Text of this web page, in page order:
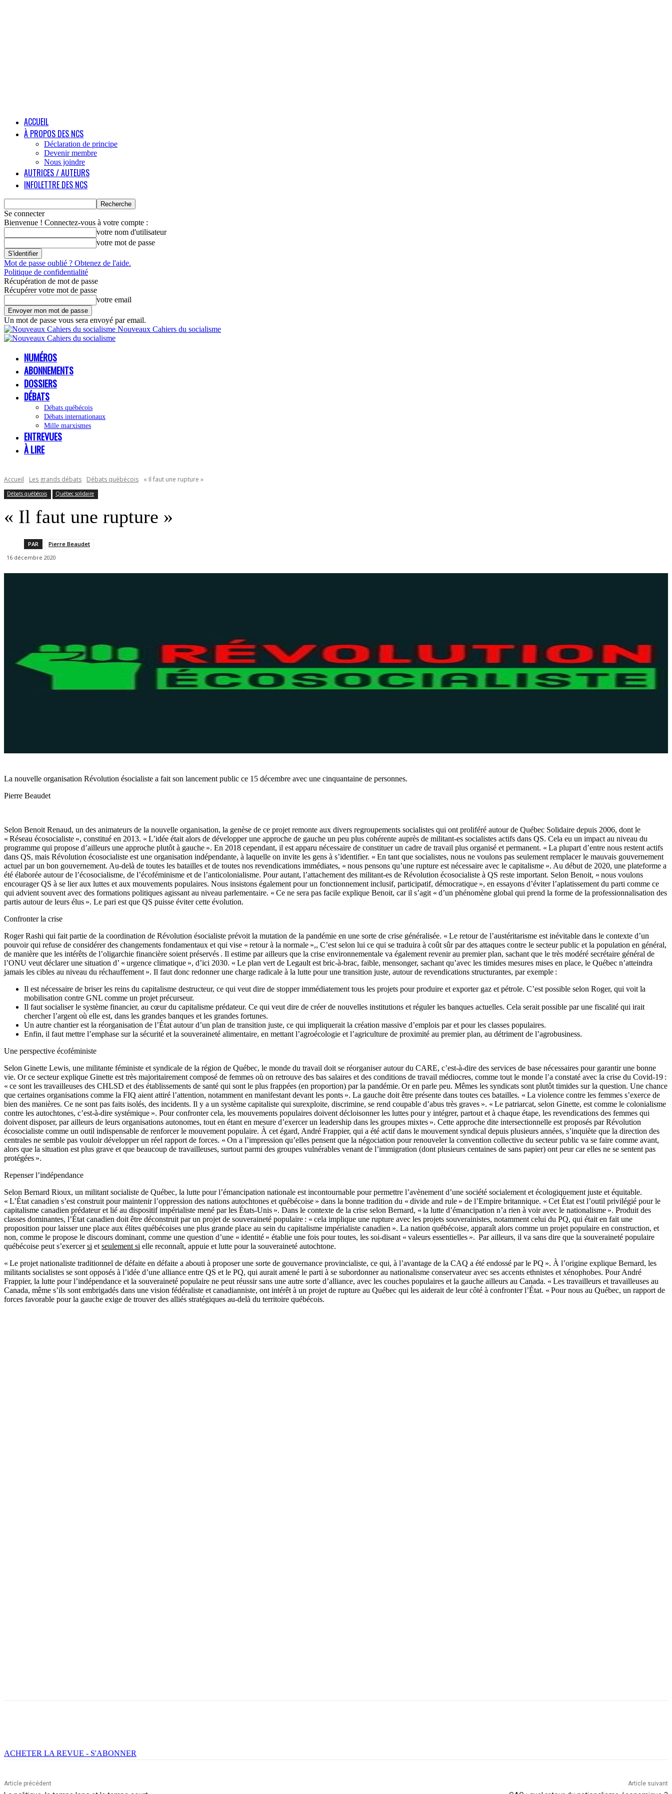
ACCUEIL
À PROPOS DES NCS
Déclaration de principe
Devenir membre
Nous joindre
AUTRICES / AUTEURS
INFOLETTRE DES NCS
Se connecter
Bienvenue ! Connectez-vous à votre compte :
votre nom d'utilisateur
votre mot de passe
Mot de passe oublié ? Obtenez de l'aide.
Politique de confidentialité
Récupération de mot de passe
Récupérer votre mot de passe
votre email
Un mot de passe vous sera envoyé par email.
Nouveaux Cahiers du socialisme
NUMÉROS
ABONNEMENTS
DOSSIERS
DÉBATS
Débats québécois
Débats internationaux
Mille marxismes
ENTREVUES
À LIRE
Accueil Les grands débats Débats québécois « Il faut une rupture »
Débats québécois Québec solidaire
« Il faut une rupture »
PAR
Pierre Beaudet
16 décembre 2020
La nouvelle organisation Révolution ésocialiste a fait son lancement public ce 15 décembre avec une cinquantaine de personnes.
Pierre Beaudet
Selon Benoit Renaud, un des animateurs de la nouvelle organisation, la genèse de ce projet remonte aux divers regroupements socialistes qui ont proliféré autour de Québec Solidaire depuis 2006, dont le
« Réseau écosocialiste », constitué en 2013. « L’idée était alors de développer une approche de gauche un peu plus cohérente auprès de militant-es socialistes actifs dans QS. Cela eu un impact au niveau du
programme qui propose d’ailleurs une approche plutôt à gauche ». En 2018 cependant, il est apparu nécessaire de constituer un cadre de travail plus organisé et permanent. « La plupart d’entre nous restent actifs
dans QS, mais Révolution écosocialiste est une organisation indépendante, à laquelle on invite les gens à s’identifier. « En tant que socialistes, nous ne voulons pas seulement remplacer le mauvais gouvernement
actuel par un bon gouvernement. Au-delà de toutes les batailles et de toutes nos revendications immédiates, « nous pensons qu’une rupture est nécessaire avec le capitalisme ». Au début de 2020, une plateforme a
été élaborée autour de l’écosocialisme, de l’écoféminisme et de l’anticolonialisme. Pour autant, l’attachement des militant-es de Révolution écosocialiste à QS reste important. Selon Benoit, « nous voulons
encourager QS à se lier aux luttes et aux mouvements populaires. Nous insistons également pour un fonctionnement inclusif, participatif, démocratique », en essayons d’éviter l’aplatissement du parti comme ce
qui advient souvent avec des formations politiques agissant au niveau parlementaire. « Ce ne sera pas facile explique Benoit, car il s’agit « d’un phénomène global qui prend la forme de la professionnalisation des
partis autour de leurs élus ». Le pari est que QS puisse éviter cette évolution.
Confronter la crise
Roger Rashi qui fait partie de la coordination de Révolution ésocialiste prévoit la mutation de la pandémie en une sorte de crise généralisée. « Le retour de l’austéritarisme est inévitable dans le contexte d’un
pouvoir qui refuse de considérer des changements fondamentaux et qui vise « retour à la normale »,, C’est selon lui ce qui se traduira à coût sûr par des attaques contre le secteur public et la population en général,
de manière que les intérêts de l’oligarchie financière soient préservés . Il estime par ailleurs que la crise environnementale va également revenir au premier plan, sachant que le très modéré secrétaire général de
l’ONU veut déclarer une situation d’ « urgence climatique », d’ici 2030. « Le plan vert de Legault est bric-à-brac, faible, mensonger, sachant qu’avec les timides mesures mises en place, le Québec n’atteindra
jamais les cibles au niveau du réchauffement ». Il faut donc redonner une charge radicale à la lutte pour une transition juste, autour de revendications structurantes, par exemple :
Il est nécessaire de briser les reins du capitalisme destructeur, ce qui veut dire de stopper immédiatement tous les projets pour produire et exporter gaz et pétrole. C’est possible selon Roger, qui voit la
mobilisation contre GNL comme un projet précurseur.
Il faut socialiser le système financier, au cœur du capitalisme prédateur. Ce qui veut dire de créer de nouvelles institutions et réguler les banques actuelles. Cela serait possible par une fiscalité qui irait
chercher l’argent où elle est, dans les grandes banques et les grandes fortunes.
Un autre chantier est la réorganisation de l’État autour d’un plan de transition juste, ce qui impliquerait la création massive d’emplois par et pour les classes populaires.
Enfin, il faut mettre l’emphase sur la sécurité et la souveraineté alimentaire, en mettant l’agroécologie et l’agriculture de proximité au premier plan, au détriment de l’agrobusiness.
Une perspective écoféministe
Selon Ginette Lewis, une militante féministe et syndicale de la région de Québec, le monde du travail doit se réorganiser autour du CARE, c’est-à-dire des services de base nécessaires pour garantir une bonne
vie. Or ce secteur explique Ginette est très majoritairement composé de femmes où on retrouve des bas salaires et des conditions de travail médiocres, comme tout le monde l’a constaté avec la crise du Covid-19 :
« ce sont les travailleuses des CHLSD et des établissements de santé qui sont le plus frappées (en proportion) par la pandémie. Or en parle peu. Mêmes les syndicats sont plutôt timides sur la question. Une chance
que certaines organisations comme la FIQ aient attiré l’attention, notamment en manifestant devant les ponts ». La gauche doit être présente dans toutes ces batailles. « La violence contre les femmes s’exerce de
bien des manières. Ce ne sont pas faits isolés, des incidents. Il y a un système capitaliste qui surexploite, discrimine, se rend coupable d’abus très graves ». « Le patriarcat, selon Ginette, est comme le colonialisme
contre les autochtones, c’est-à-dire systémique ». Pour confronter cela, les mouvements populaires doivent décloisonner les luttes pour y intégrer, partout et à chaque étape, les revendications des femmes qui
doivent disposer, par ailleurs de leurs organisations autonomes, tout en étant en mesure d’exercer un leadership dans les groupes mixtes ». Cette approche dite intersectionnelle est proposés par Révolution
écosocialiste comme un outil indispensable de renforcer le mouvement populaire. À cet égard, André Frappier, qui a été actif dans le mouvement syndical depuis plusieurs années, s’inquiète que la direction des
centrales ne semble pas vouloir développer un réel rapport de forces. « On a l’impression qu’elles pensent que la négociation pour renouveler la convention collective du secteur public va se faire comme avant,
alors que la situation est plus grave et que beaucoup de travailleuses, surtout parmi des groupes vulnérables venant de l’immigration (dont plusieurs centaines de sans papier) ont peur car elles ne se sentent pas
protégées ».
Repenser l’indépendance
Selon Bernard Rioux, un militant socialiste de Québec, la lutte pour l’émancipation nationale est incontournable pour permettre l’avènement d’une société socialement et écologiquement juste et équitable.
« L’État canadien s’est construit pour maintenir l’oppression des nations autochtones et québécoise » dans la bonne tradition du « divide and rule » de l’Empire britannique. « Cet État est l’outil privilégié pour le
capitalisme canadien prédateur et lié au dispositif impérialiste mené par les États-Unis ». Dans le contexte de la crise selon Bernard, « la lutte d’émancipation n’a rien à voir avec le nationalisme ». Produit des
classes dominantes, l’État canadien doit être déconstruit par un projet de souveraineté populaire : « cela implique une rupture avec les projets souverainistes, notamment celui du PQ, qui était en fait une
proposition pour laisser une place aux élites québécoises une plus grande place au sein du capitalisme impérialiste canadien ». La nation québécoise, apparaît alors comme un projet populaire en construction, et
non, comme le propose le discours dominant, comme une question d’une « identité » établie une fois pour toutes, les soi-disant « valeurs essentielles ». Par ailleurs, il va sans dire que la souveraineté populaire
québécoise peut s’exercersi et seulement si elle reconnaît, appuie et lutte pour la souveraineté autochtone.
« Le projet nationaliste traditionnel de défaite en défaite a abouti à proposer une sorte de gouvernance provincialiste, ce qui, à l’avantage de la CAQ a été endossé par le PQ ». À l’origine explique Bernard, les
militants socialistes se sont opposés à l’idée d’une alliance entre QS et le PQ, qui aurait amené le parti à se subordonner au nationalisme conservateur avec ses accents ethnistes et xénophobes. Pour André
Frappier, la lutte pour l’indépendance et la souveraineté populaire ne peut réussir sans une autre sorte d’alliance, avec les couches populaires et la gauche ailleurs au Canada. « Les travailleurs et travailleuses au
Canada, même s’ils sont embrigadés dans une vision fédéraliste et canadianniste, ont intérêt à un projet de rupture au Québec qui les aiderait de leur côté à confronter l’État. « Pour nous au Québec, un rapport de
forces favorable pour la gauche exige de trouver des alliés stratégiques au-delà du territoire québécois.
ACHETER LA REVUE - S'ABONNER
Article précédent Article suivant